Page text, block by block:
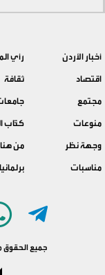
أخبار الأردن
رأي
اقتصاد
ثقافة
مجتمع
منوعات
كتّاب
وجهة نظر
من
مناسبات
جميع الحقوق